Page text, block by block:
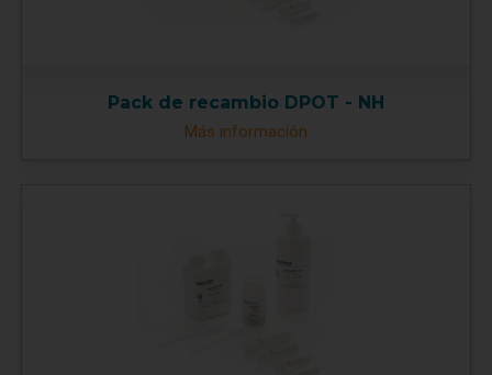
Pack de recambio DPOT - NH
Más información